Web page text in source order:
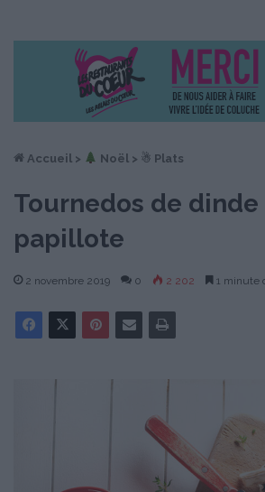
Accueil > ︎ Noël > ☃ Plats
Tournedos de dinde
papillote
2 novembre 2019 0 2 202 1 minute